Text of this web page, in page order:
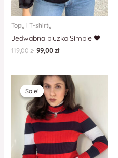
Topy i T-shirty
Jedwabna bluzka Simple 🖤
119,00zł 99,00zł
Sale!
Sale!